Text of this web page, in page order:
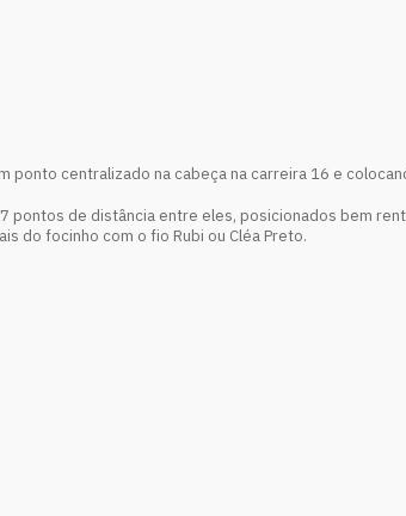
ponto centralizado na cabeça na carreira 16 e
pontos de distância entre eles, posicionados bem
do focinho com o fio Rubi ou Cléa Preto.